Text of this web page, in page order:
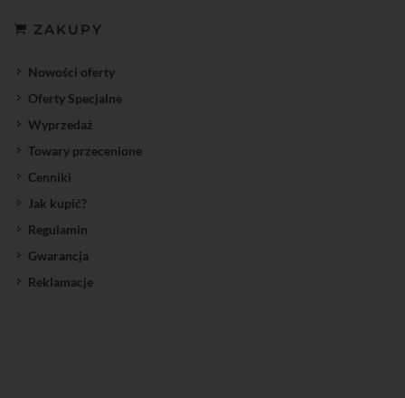
ZAKUPY
Nowości oferty
Oferty Specjalne
Wyprzedaż
Towary przecenione
Cenniki
Jak kupić?
Regulamin
Gwarancja
Reklamacje